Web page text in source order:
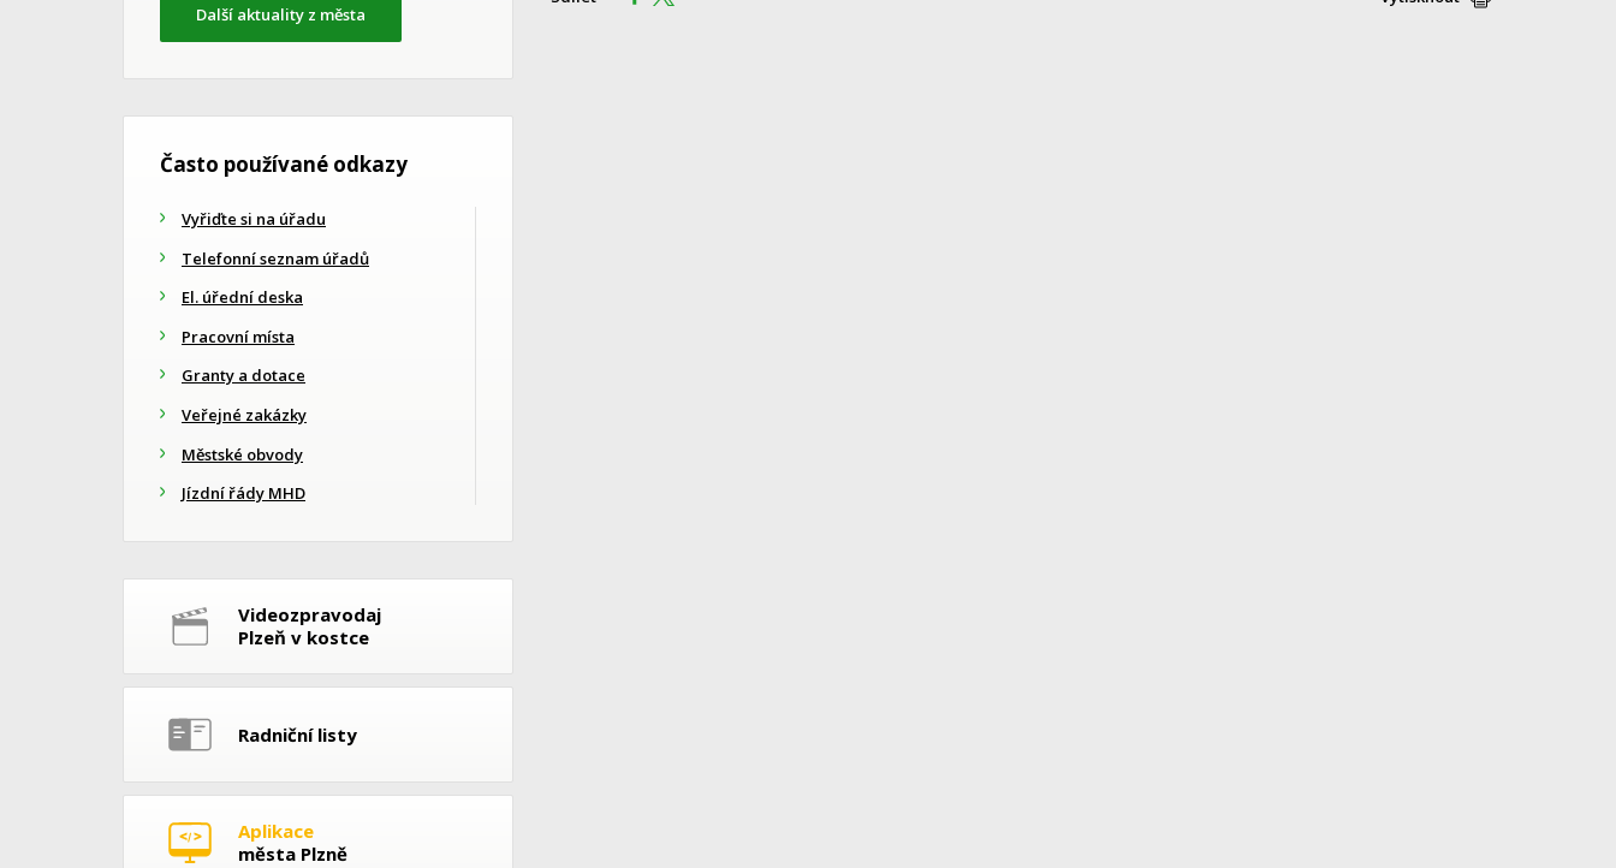
Další aktuality z města
Často používané odkazy
Vyřiďte si na úřadu
Telefonní seznam úřadů
El. úřední deska
Pracovní místa
Granty a dotace
Veřejné zakázky
Městské obvody
Jízdní řády MHD
Videozpravodaj
Plzeň v kostce
Radniční listy
Aplikace
města Plzně